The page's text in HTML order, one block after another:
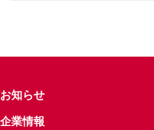
お知らせ
企業情報